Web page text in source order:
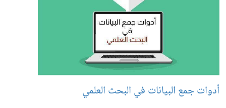
أدوات جمع البيانات في البحث العلمي